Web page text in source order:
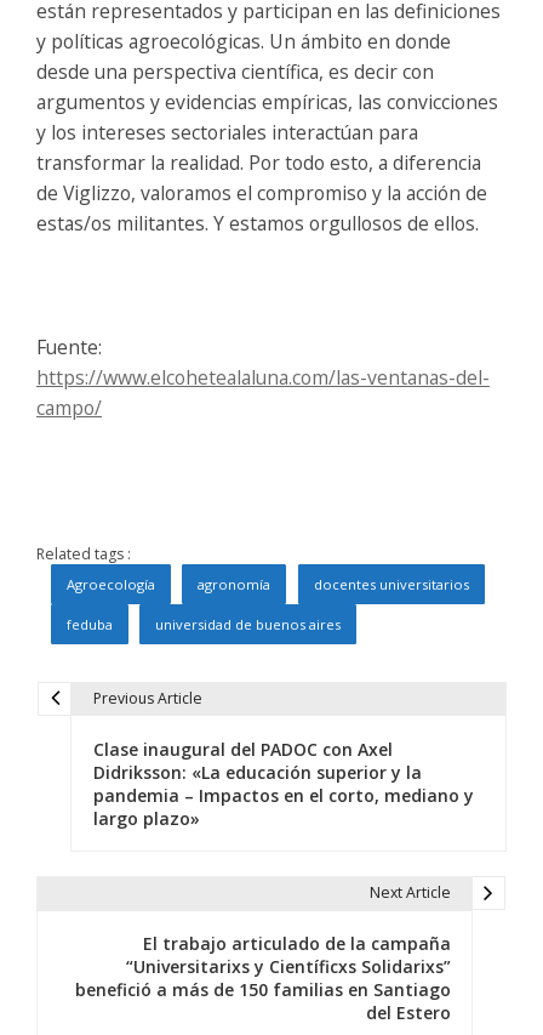
están representados y participan en las definiciones
y políticas agroecológicas. Un ámbito en donde
desde una perspectiva científica, es decir con
argumentos y evidencias empíricas, las convicciones
y los intereses sectoriales interactúan para
transformar la realidad. Por todo esto, a diferencia
de Viglizzo, valoramos el compromiso y la acción de
estas/os militantes. Y estamos orgullosos de ellos.
Fuente:
https://www.elcohetealaluna.com/las-ventanas-del-
campo/
Related tags :
Agroecología agronomía docentes universitarios
feduba universidad de buenos aires
Previous Article
Clase inaugural del PADOC con Axel
Didriksson: «La educación superior y la
pandemia – Impactos en el corto, mediano y
largo plazo»
Next Article
El trabajo articulado de la campaña
“Universitarixs y Científicxs Solidarixs”
benefició a más de 150 familias en Santiago
del Estero